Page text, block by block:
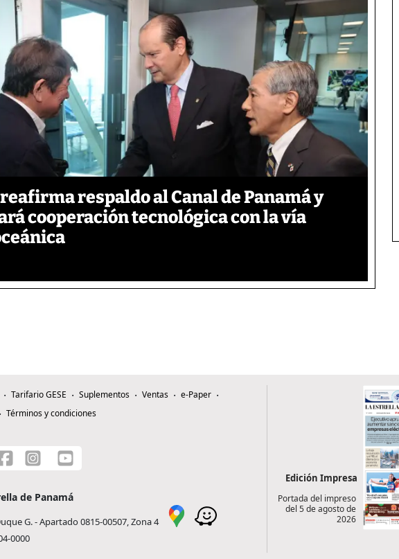
respaldo al Canal de Panamá y
cooperación tecnológica con la vía
Tarifario GESE Suplementos Ventas
e-Paper
Términos y condiciones
de Panamá
G. - Apartado 0815-00507, Zona 4
0000
Edición Impresa
Portada del impreso
del 5 de agosto de
2026